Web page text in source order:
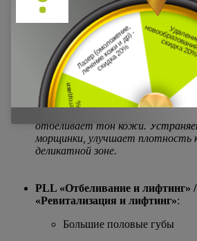
Курс из 4 процедур (скидка 10%)
Курс из 6 процедур (скидка 15%)
ПилингBTX
«Ревитализация
мл)
отбеливает тон кожи.
морщинки, улучшает плотность
деликатной зоне.
PLL «Отбеливание и лифтинг» /
«Ревитализация и лифтинг»:
Большие половые губы